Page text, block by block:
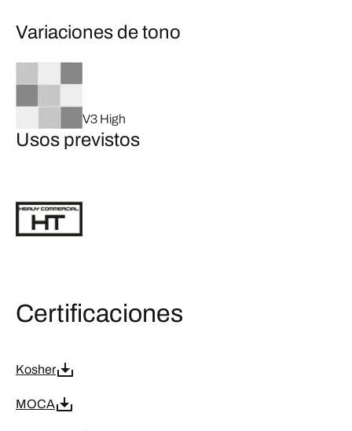
Variaciones de tono
V3 High
Usos previstos
Certificaciones
Kosher
MOCA